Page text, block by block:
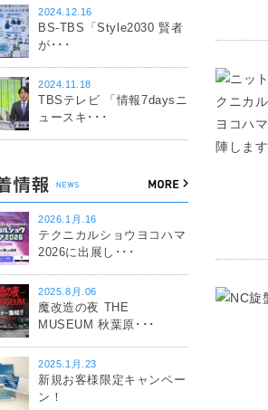
2024.12.16
BS-TBS「Style2030 賢者
が･･･
2024.11.18
TBSテレビ 「情報7daysニ
ュースキ･･･
2026.1月.16
テクニカルショウヨコハマ
2026に出展し･･･
2025.8月.06
魔改造の夜 THE
MUSEUM 秋葉原･･･
2025.1月.23
新規お客様限定キャンペー
ン！